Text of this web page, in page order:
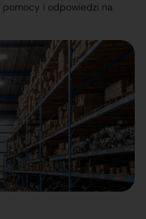
i odpowiedzi na